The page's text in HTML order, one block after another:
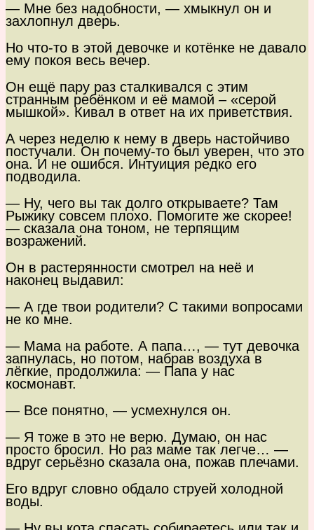
— Мне без надобности, — хмыкнул он и
захлопнул дверь.
Но что-то в этой девочке и котёнке не давало
ему покоя весь вечер.
Он ещё пару раз сталкивался с этим
странным ребёнком и её мамой – «серой
мышкой». Кивал в ответ на их приветствия.
А через неделю к нему в дверь настойчиво
постучали. Он почему-то был уверен, что это
она. И не ошибся. Интуиция редко его
подводила.
— Ну, чего вы так долго открываете? Там
Рыжику совсем плохо. Помогите же скорее!
— сказала она тоном, не терпящим
возражений.
Он в растерянности смотрел на неё и
наконец выдавил:
— А где твои родители? С такими вопросами
не ко мне.
— Мама на работе. А папа…, — тут девочка
запнулась, но потом, набрав воздуха в
лёгкие, продолжила: — Папа у нас
космонавт.
— Все понятно, — усмехнулся он.
— Я тоже в это не верю. Думаю, он нас
просто бросил. Но раз маме так легче… —
вдруг серьёзно сказала она, пожав плечами.
Его вдруг словно обдало струей холодной
воды.